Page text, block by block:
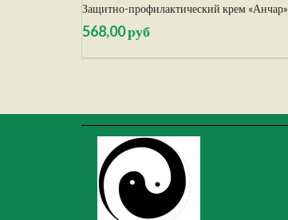
Защитно-профилактический крем «Анчар»
568,00 руб